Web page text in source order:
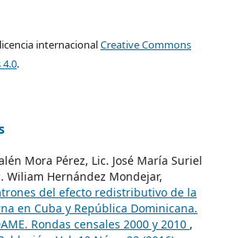
internacionalCreative Commons
.
Mora Pérez, Lic. José María Suriel
Wiliam Hernández Mondejar,
del efecto redistributivo de la
en Cuba y República Dominicana.
Rondas censales 2000 y 2010 ,